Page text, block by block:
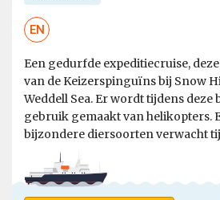
EN
Een gedurfde expeditiecruise,
van de Keizerspinguïns bij Snow
Weddell Sea. Er wordt tijdens deze
gebruik gemaakt van helikopters.
bijzondere diersoorten verwacht